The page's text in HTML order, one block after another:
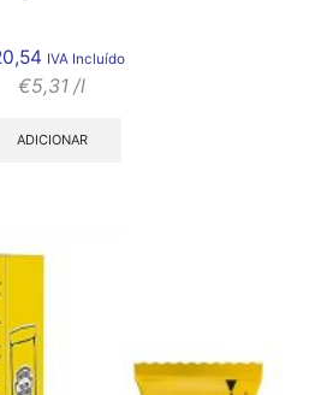
IVA Incluído
€5,31 /l
ADICIONAR